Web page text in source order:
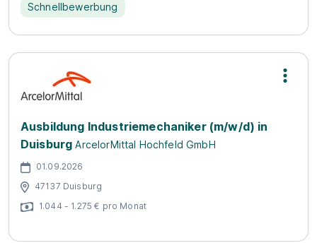
Schnellbewerbung
Ausbildung Industriemechaniker (m/w/d) in
Duisburg ArcelorMittal Hochfeld GmbH
01.09.2026
47137 Duisburg
1.044 - 1.275 € pro Monat